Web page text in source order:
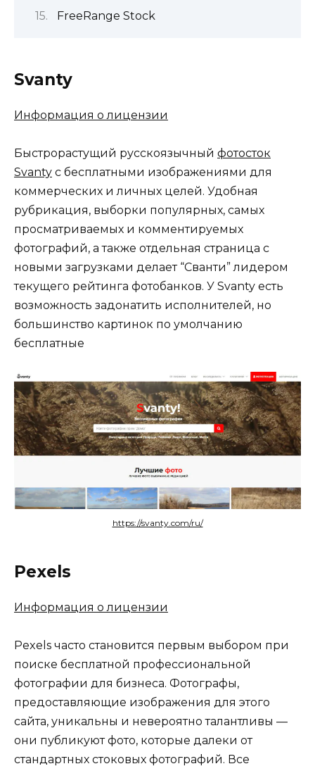
FreeRange Stock
Svanty
Информация о лицензии
Быстрорастущий русскоязычный фотосток
Svanty с бесплатными изображениями для
коммерческих и личных целей. Удобная
рубрикация, выборки популярных, самых
просматриваемых и комментируемых
фотографий, а также отдельная страница с
новыми загрузками делает “Сванти” лидером
текущего рейтинга фотобанков. У Svanty есть
возможность задонатить исполнителей, но
большинство картинок по умолчанию
бесплатные
https://svanty.com/ru/
Pexels
Информация о лицензии
Pexels часто становится первым выбором при
поиске бесплатной профессиональной
фотографии для бизнеса. Фотографы,
предоставляющие изображения для этого
сайта, уникальны и невероятно талантливы —
они публикуют фото, которые далеки от
стандартных стоковых фотографий. Все